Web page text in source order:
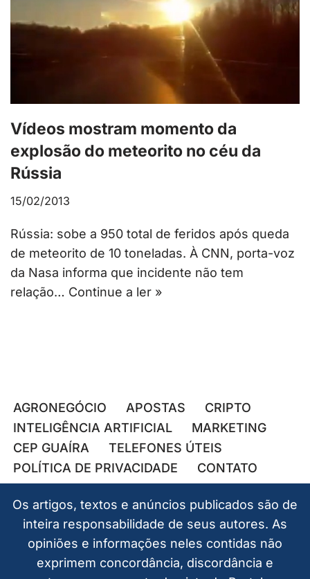
Vídeos mostram momento da
explosão do meteorito no céu da
Rússia
15/02/2013
Rússia: sobe a 950 total de feridos após queda
de meteorito de 10 toneladas. À CNN, porta-voz
da Nasa informa que incidente não tem
relação… Continue a ler »
AGRONEGÓCIO APOSTAS
CRIPTO
INTELIGÊNCIA ARTIFICIAL
MARKETING
CEP GUAÍRA
TELEFONES ÚTEIS
POLÍTICA DE PRIVACIDADE
CONTATO
Os artigos, textos e anúncios publicados são de
inteira responsabilidade de seus autores. As
opiniões e informações neles contidas não
exprimem concordância, discordância e